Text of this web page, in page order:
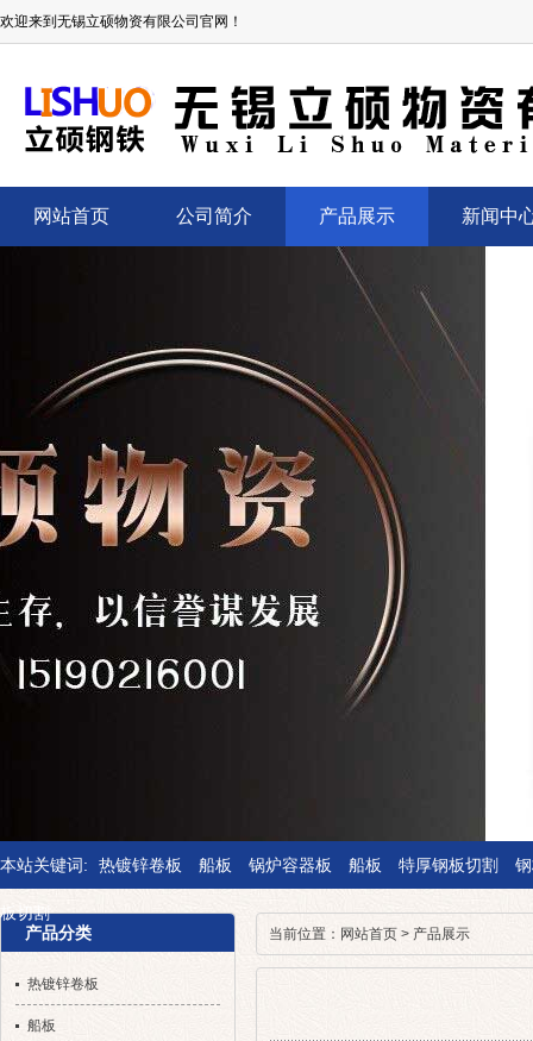
欢迎来到无锡立硕物资有限公司官网！
网站首页 公司简介 产品展示 新闻中
本站关键词: 热镀锌卷板 船板 锅炉容器板 船板 特厚钢板切割
板切割
当前位置： 网站首页 > 产品展示
产品分类
热镀锌卷板
船板